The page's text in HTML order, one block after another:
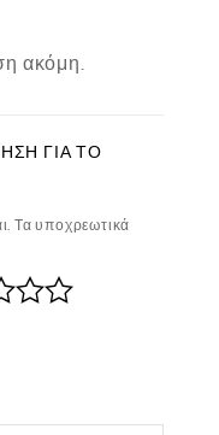
ακόμη.
ΓΙΑ ΤΟ
Τα υποχρεωτικά